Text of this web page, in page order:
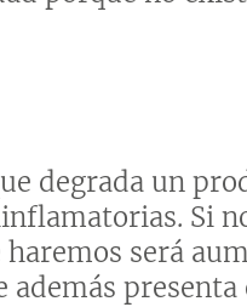
degrada un
Si
será
presenta